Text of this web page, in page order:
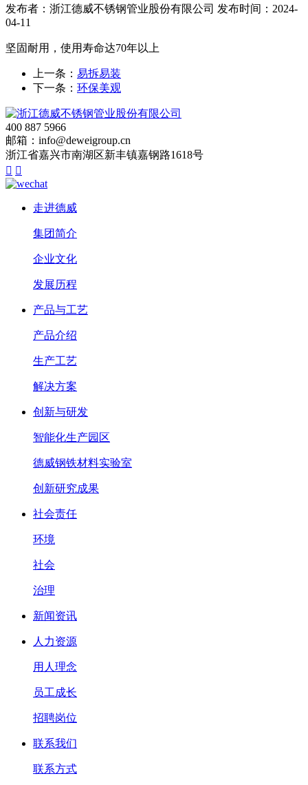
发布者：浙江德威不锈钢管业股份有限公司 发布时间：2024-
04-11
坚固耐用，使用寿命达70年以上
上一条： 易拆易装
下一条： 环保美观
400 887 5966
邮箱：info@deweigroup.cn
浙江省嘉兴市南湖区新丰镇嘉钢路1618号
 
走进德威
集团简介
企业文化
发展历程
产品与工艺
产品介绍
生产工艺
解决方案
创新与研发
智能化生产园区
德威钢铁材料实验室
创新研究成果
社会责任
环境
社会
治理
新闻资讯
人力资源
用人理念
员工成长
招聘岗位
联系我们
联系方式